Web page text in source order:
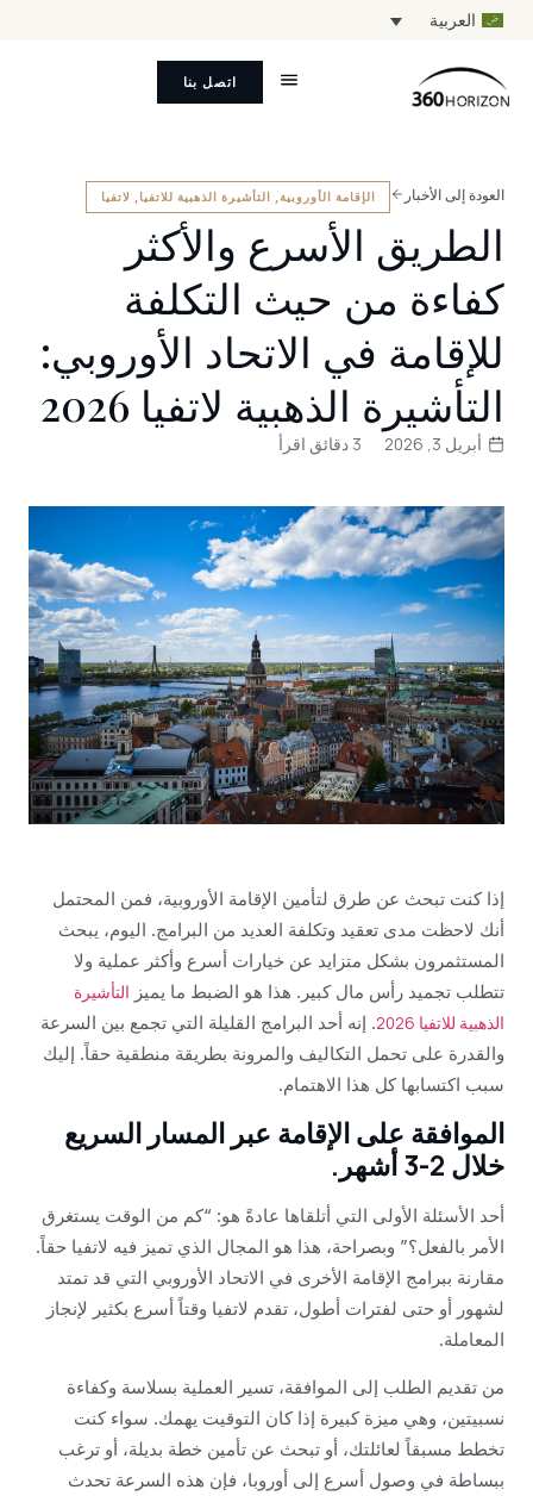
العربية
اتصل بنا
العودة إلى الأخبار الإقامة الأوروبية التأشيرة الذهبية للاتفيا لاتفيا
الطريق الأسرع والأكثر
كفاءة من حيث التكلفة
للإقامة في الاتحاد الأوروبي:
التأشيرة الذهبية لاتفيا 2026
أبريل 3, 2026 3 دقائق اقرأ
إذا كنت تبحث عن طرق لتأمين الإقامة الأوروبية، فمن المحتمل
أنك لاحظت مدى تعقيد وتكلفة العديد من البرامج. اليوم، يبحث
المستثمرون بشكل متزايد عن خيارات أسرع وأكثر عملية ولا
تتطلب تجميد رأس مال كبير. هذا هو الضبط ما يميز التأشيرة
الذهبية للاتفيا 2026
. إنه أحد البرامج القليلة التي تجمع بين السرعة
والقدرة على تحمل التكاليف والمرونة بطريقة منطقية حقاً. إليك
سبب اكتسابها كل هذا الاهتمام.
الموافقة على الإقامة عبر المسار السريع
خلال 2-3 أشهر.
أحد الأسئلة الأولى التي أتلقاها عادةً هو: “كم من الوقت يستغرق
الأمر بالفعل؟” وبصراحة، هذا هو المجال الذي تميز فيه لاتفيا حقاً.
مقارنة ببرامج الإقامة الأخرى في الاتحاد الأوروبي التي قد تمتد
لشهور أو حتى لفترات أطول، تقدم لاتفيا وقتاً أسرع بكثير لإنجاز
المعاملة.
من تقديم الطلب إلى الموافقة، تسير العملية بسلاسة وكفاءة
نسبيتين، وهي ميزة كبيرة إذا كان التوقيت يهمك. سواء كنت
تخطط مسبقاً لعائلتك، أو تبحث عن تأمين خطة بديلة، أو ترغب
ببساطة في وصول أسرع إلى أوروبا، فإن هذه السرعة تحدث